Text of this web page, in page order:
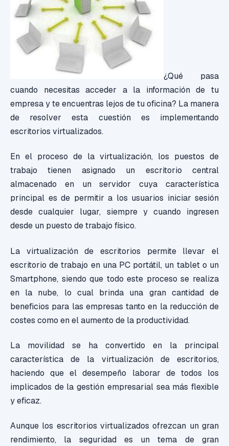
¿Qué pasa
cuando necesitas acceder a la información de tu
empresa y te encuentras lejos de tu oficina? La manera
de resolver esta cuestión es implementando
escritorios virtualizados.
En el proceso de la virtualización, los puestos de
trabajo tienen asignado un escritorio central
almacenado en un servidor cuya característica
principal es de permitir a los usuarios iniciar sesión
desde cualquier lugar, siempre y cuando ingresen
desde un puesto de trabajo físico.
La virtualización de escritorios permite llevar el
escritorio de trabajo en una PC portátil, un tablet o un
Smartphone, siendo que todo este proceso se realiza
en la nube, lo cual brinda una gran cantidad de
beneficios para las empresas tanto en la reducción de
costes como en el aumento de la productividad.
La movilidad se ha convertido en la principal
característica de la virtualización de escritorios,
haciendo que el desempeño laborar de todos los
implicados de la gestión empresarial sea más flexible
y eficaz.
Aunque los escritorios virtualizados ofrezcan un gran
rendimiento, la seguridad es un tema de gran